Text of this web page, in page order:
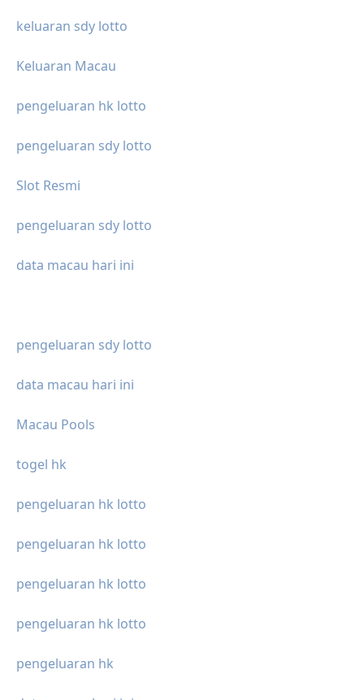
keluaran sdy lotto
Keluaran Macau
pengeluaran hk lotto
pengeluaran sdy lotto
Slot Resmi
pengeluaran sdy lotto
data macau hari ini
pengeluaran sdy lotto
data macau hari ini
Macau Pools
togel hk
pengeluaran hk lotto
pengeluaran hk lotto
pengeluaran hk lotto
pengeluaran hk lotto
pengeluaran hk